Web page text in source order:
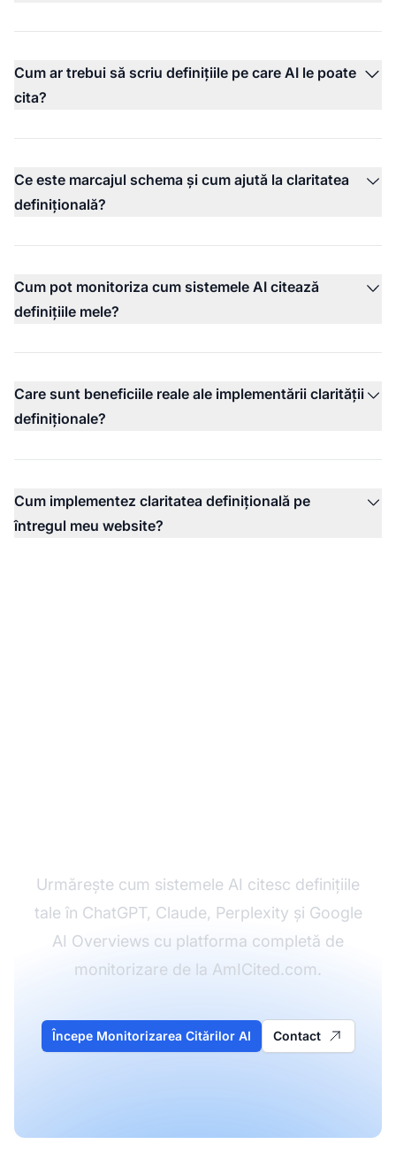
Cum ar trebui să scriu definițiile pe care AI le poate
cita?
Ce este marcajul schema și cum ajută la claritatea
definițională?
Cum pot monitoriza cum sistemele AI citează
definițiile mele?
Care sunt beneficiile reale ale implementării clarității
definiționale?
Cum implementez claritatea definițională pe
întregul meu website?
Urmărește cum sistemele AI citesc definițiile
tale în ChatGPT, Claude, Perplexity și Google
AI Overviews cu platforma completă de
monitorizare de la AmICited.com.
Începe Monitorizarea Citărilor AI Contact